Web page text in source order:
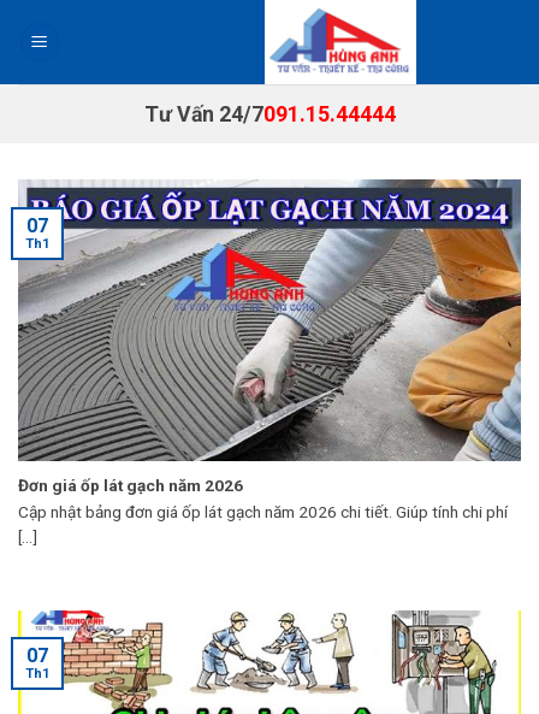
Tư Vấn 24/7091.15.44444
Đơn giá ốp lát gạch năm 2026
Cập nhật bảng đơn giá ốp lát gạch năm 2026 chi tiết. Giúp tính chi phí
[...]
07
Th1
07
Th1